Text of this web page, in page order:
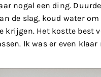
nogal een ding.
de slag, koud water
krijgen. Het kostte best
Ik was er even klaar